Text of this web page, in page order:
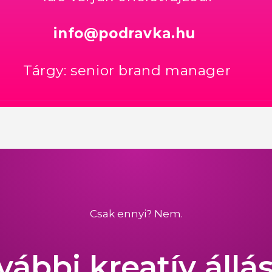
info@podravka.hu
Tárgy: senior brand manager
Csak ennyi? Nem.